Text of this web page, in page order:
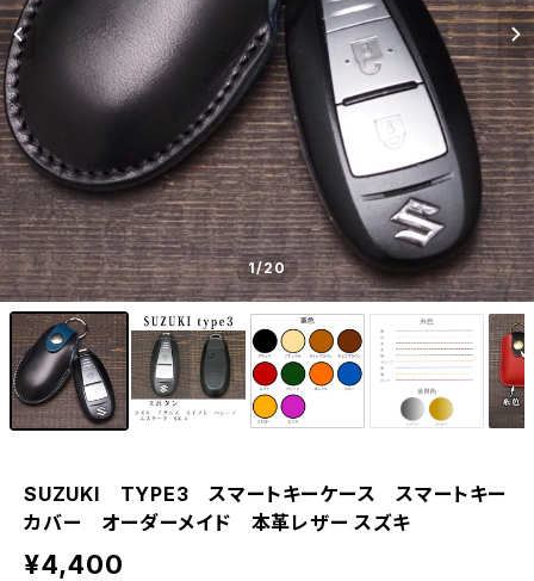
1/20
SUZUKI TYPE3 スマートキーケース スマートキー
カバー オーダーメイド 本革レザー スズキ
¥4,400